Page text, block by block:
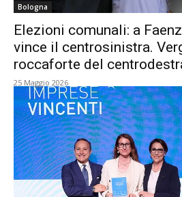
Bologna
Elezioni comunali: a
vince il centrosinistra.
roccaforte del
25 Maggio 2026